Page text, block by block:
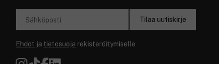
Sähköposti Tilaa uutiskirje
Ehdot ja tietosuoja rekisteröitymiselle